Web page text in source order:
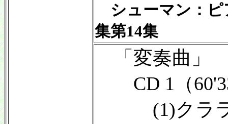
シューマン：ピ
集第14集
「変奏曲」
CD 1（
(1)クララ